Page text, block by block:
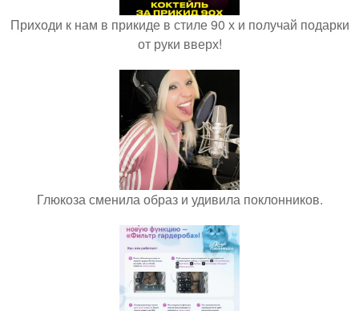
Приходи к нам в прикиде в стиле 90 х и получай подарки
от руки вверх!
Глюкоза сменила образ и удивила поклонников.